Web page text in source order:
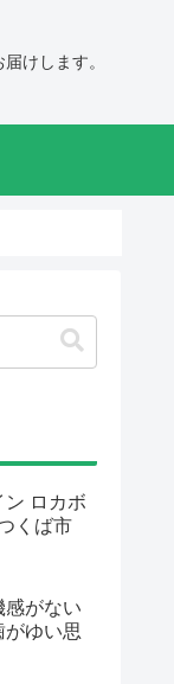
けします。
ン ロカボ
くば市
感がない
がゆい思